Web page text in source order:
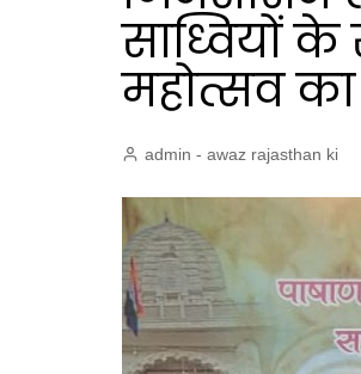
साध्वियों
महोत्सव
admin - awaz rajasthan ki